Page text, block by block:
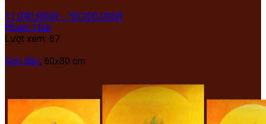
11.000.000₫ – 50.000.000₫
Phạm Thái
Lượt xem: 87
Sơn dầu, 60x80 cm